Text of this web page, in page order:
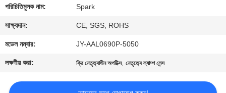
আমাদের
সাথে
যোগাযোগ
পরিচিতিমুলক নাম: Spark
সাক্ষ্যদান: CE, SGS, ROHS
মডেল নম্বার: JY-AAL0690P-5050
লক্ষণীয় করা: ক্রি নেতৃত্বাধীন অপটিক্স,নেতৃত্বে ল্যাম্প লেন্স